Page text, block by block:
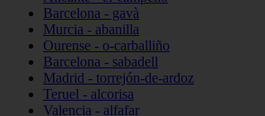
Barcelona - gavà
Murcia - abanilla
Ourense - o-carballiño
Barcelona - sabadell
Madrid - torrejón-de-ardoz
Teruel - alcorisa
Valencia - alfafar